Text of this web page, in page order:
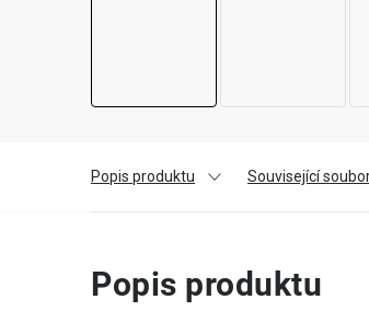
Popis produktu Související
Popis produktu